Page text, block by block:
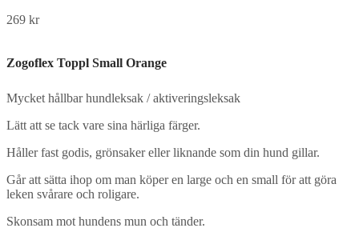
269 kr
Zogoflex Toppl Small Orange
Mycket hållbar hundleksak / aktiveringsleksak
Lätt att se tack vare sina härliga färger.
Håller fast godis, grönsaker eller liknande som din hund gillar.
Går att sätta ihop om man köper en large och en small för att göra
leken svårare och roligare.
Skonsam mot hundens mun och tänder.